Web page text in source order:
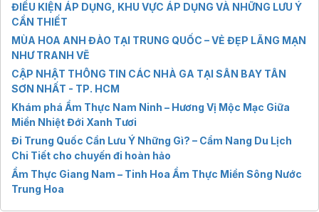
ĐIỀU KIỆN ÁP DỤNG, KHU VỰC ÁP DỤNG VÀ NHỮNG LƯU Ý
CẦN THIẾT
MÙA HOA ANH ĐÀO TẠI TRUNG QUỐC – VẺ ĐẸP LÃNG MẠN
NHƯ TRANH VẼ
CẬP NHẬT THÔNG TIN CÁC NHÀ GA TẠI SÂN BAY TÂN
SƠN NHẤT - TP. HCM
Khám phá Ẩm Thực Nam Ninh – Hương Vị Mộc Mạc Giữa
Miền Nhiệt Đới Xanh Tươi
Đi Trung Quốc Cần Lưu Ý Những Gì? – Cẩm Nang Du Lịch
Chi Tiết cho chuyến đi hoàn hảo
Ẩm Thực Giang Nam – Tinh Hoa Ẩm Thực Miền Sông Nước
Trung Hoa